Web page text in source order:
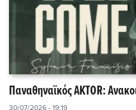
Παναθηναϊκός AKTOR:
30/07/2026 - 19:19